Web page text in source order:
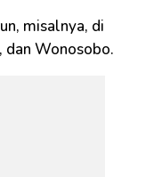
misalnya, di
dan Wonosobo.